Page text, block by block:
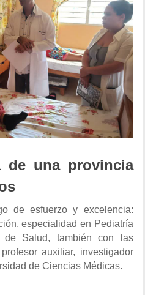
de una provincia
de esfuerzo y excelencia:
especialidad en Pediatría
de Salud, también con las
auxiliar, investigador
de Ciencias Médicas.